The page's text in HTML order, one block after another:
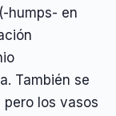
humps- en
También se
los vasos